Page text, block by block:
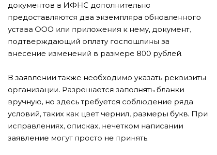
документов в ИФНС дополнительно
предоставляются два экземпляра обновленного
устава ООО или приложения к нему, документ,
подтверждающий оплату госпошлины за
внесение изменений в размере 800 рублей.
В заявлении также необходимо указать реквизиты
организации. Разрешается заполнять бланки
вручную, но здесь требуется соблюдение ряда
условий, таких как цвет чернил, размеры букв. При
исправлениях, описках, нечетком написании
заявление могут просто не принять.